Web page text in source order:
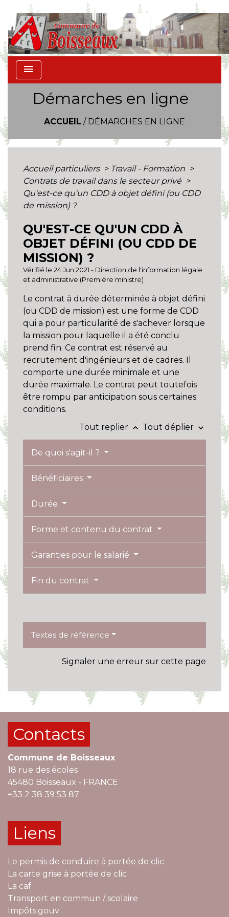
menu
Démarches en ligne
ACCUEIL / DÉMARCHES EN LIGNE
Accueil particuliers > Travail - Formation >
Contrats de travail dans le secteur privé >
Qu'est-ce qu'un CDD à objet défini (ou CDD
de mission) ?
QU'EST-CE QU'UN CDD À
OBJET DÉFINI (OU CDD DE
MISSION) ?
Vérifié le 24 Jun 2021 - Direction de l'information légale
et administrative (Première ministre)
Le contrat à durée déterminée à objet défini
(ou CDD de mission) est une forme de CDD
qui a pour particularité de s'achever lorsque
la mission pour laquelle il a été conclu
prend fin. Ce contrat est réservé au
recrutement d'ingénieurs et de cadres. Il
comporte une durée minimale et une
durée maximale. Le contrat peut toutefois
être rompu par anticipation sous certaines
conditions.
Tout replier keyboard_arrow_up Tout déplier keyboard_arrow_down
De quoi s'agit-il ?
Bénéficiaires
Durée
Forme et contenu du contrat
Garanties pour le salarié
Fin du contrat
Textes de référence
Signaler une erreur sur cette page
Contacts
Commune de Boisseaux
18 rue des écoles
45480 Boisseaux - FRANCE
+33 2 38 39 53 87
Liens
Le permis de conduire à portée de clic
La carte grise à portée de clic
La caf
Transport en commun / scolaire
Impôts.gouv